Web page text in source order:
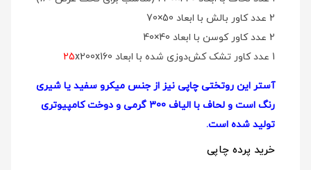
2 عدد کاور بالش با ابعاد 50×70
2 عدد کاور کوسن با ابعاد 40×40
1 عدد کاور تشک کش‌دوزی شده با ابعاد
25x200x160
آستر این روتختی چاپی نیز از جنس میکرو سفید یا شیری
رنگ است و لحاف با الیاف 300 گرمی و دوخت کامپیوتری
تولید شده است.
خرید پرده چاپی